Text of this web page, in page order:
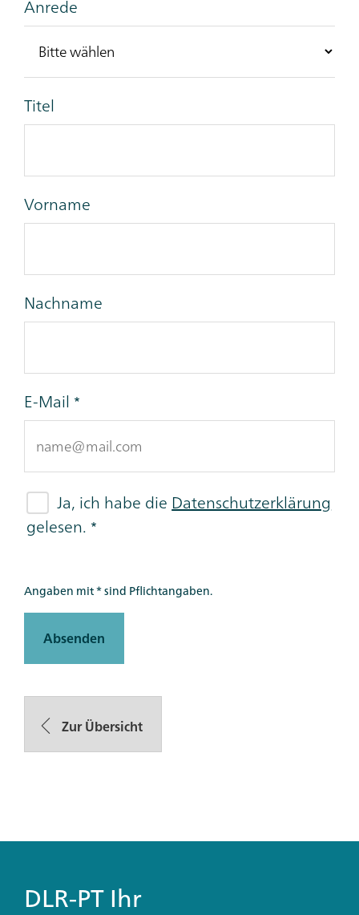
Anrede
Titel
Vorname
Nachname
E-Mail
Ja, ich habe dieDatenschutzerklärung
gelesen.
Angaben mit * sind Pflichtangaben.
Absenden
Zur Übersicht
DLR-PT Ihr